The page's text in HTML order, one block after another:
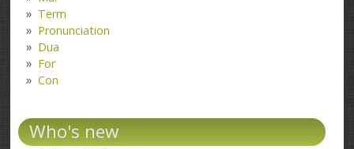
Term
Pronunciation
Dua
For
Con
Who's new